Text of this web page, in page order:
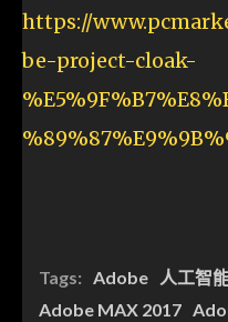
https://
be-project-cloak-
Tags: Adobe 人工智
Adobe MAX 2017